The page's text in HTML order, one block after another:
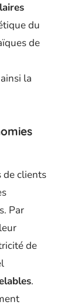
du
de
la
de clients
Par
de
.